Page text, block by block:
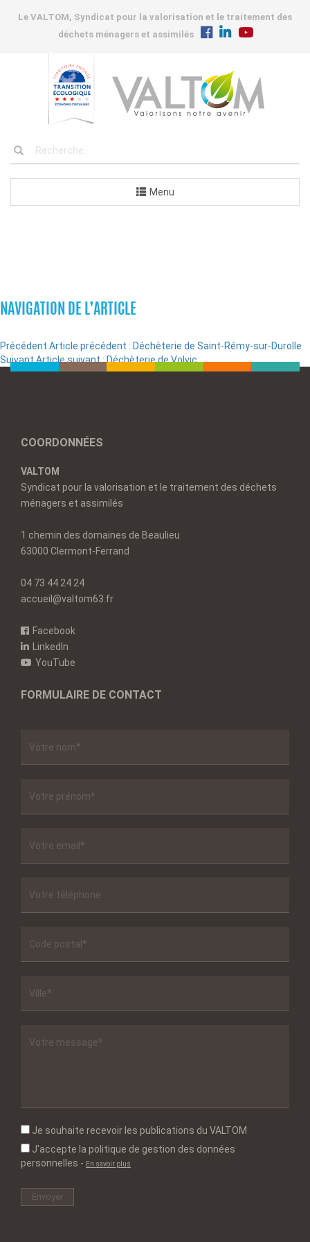
Le VALTOM, Syndicat pour la valorisation et le traitement des
déchets ménagers et assimilés
Menu
NAVIGATION DE L’ARTICLE
Précédent Article précédent : Déchèterie de Saint-Rémy-sur-Durolle
SuivantArticle suivant :Déchèterie de Volvic
COORDONNÉES
VALTOM
Syndicat pour la valorisation et le traitement des déchets
ménagers et assimilés
1 chemin des domaines de Beaulieu
63000 Clermont-Ferrand
04 73 44 24 24
accueil@valtom63.fr
Facebook
LinkedIn
YouTube
FORMULAIRE DE CONTACT
Je souhaite recevoir les publications du VALTOM
J'accepte la politique de gestion des données
personnelles - En savoir plus